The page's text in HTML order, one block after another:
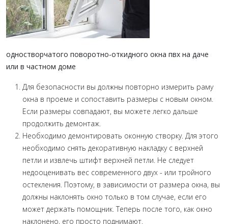
одностворчатого поворотно-откидного окна пвх на даче
или в частном доме
Для безопасности вы должны повторно измерить раму
окна в проеме и сопоставить размеры с новым окном.
Если размеры совпадают, вы можете легко дальше
продолжить демонтаж.
Необходимо демонтировать оконную створку. Для этого
необходимо снять декоративную накладку с верхней
петли и извлечь штифт верхней петли. Не следует
недооценивать вес современного двух - или тройного
остекления. Поэтому, в зависимости от размера окна, вы
должны наклонять окно только в том случае, если его
может держать помощник. Теперь после того, как окно
наклонено, его просто поднимают.